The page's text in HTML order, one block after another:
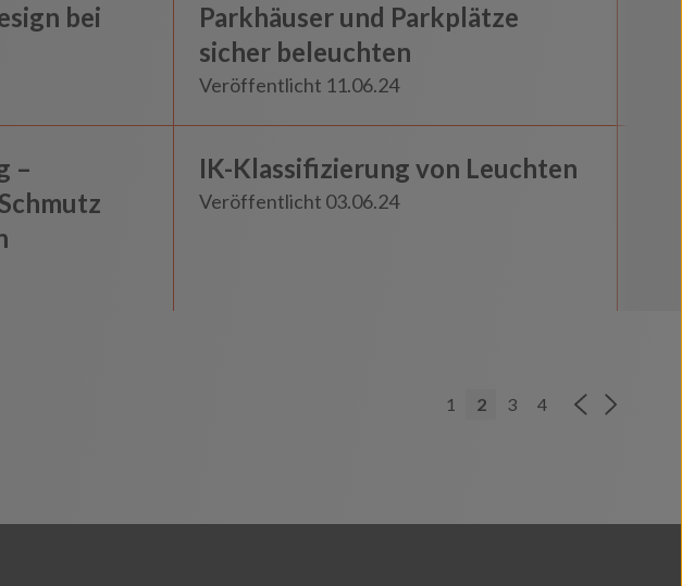
bei
Insights
Parkhäuser und Parkplätze
sicher beleuchten
Veröffentlicht 11.06.24
–
IK-Klassifizierung von Leuchten
Veröffentlicht 03.06.24
1 2 3 4